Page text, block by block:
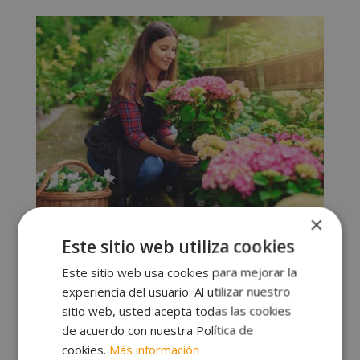
era:
1.560,00€.
es:
780,00€.
1.560,00€ El
precio
original
era:
1.560,00€.
780,00€El
precio
actual
es:
780,00€.
×
Este sitio web utiliza cookies
Este sitio web usa cookies para mejorar la
experiencia del usuario. Al utilizar nuestro
sitio web, usted acepta todas las cookies
de acuerdo con nuestra Política de
cookies. Más información